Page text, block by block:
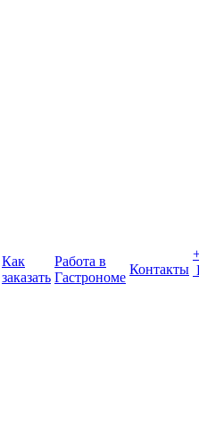
Как
заказать
Работа в
Гастрономе
Контакты